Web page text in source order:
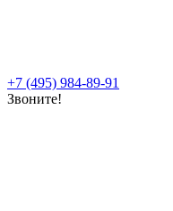
+7 (495) 984-89-91
Звоните!